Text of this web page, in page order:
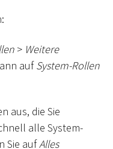
> Weitere
aufSystem-Rollen
aus, die Sie
alle System-
Sie aufAlles